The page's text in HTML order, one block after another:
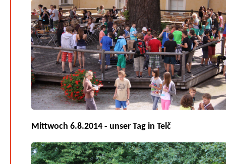
Mittwoch 6.8.2014 - unser Tag in Telč